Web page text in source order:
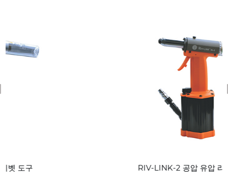
RIV-LINK-2 공압 유압 리벳 도구